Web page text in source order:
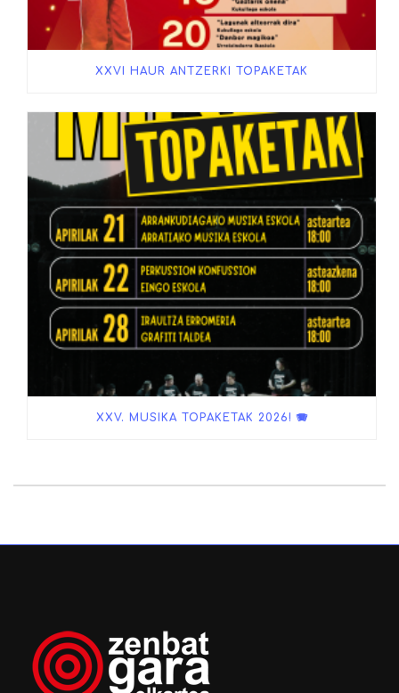
XXVI HAUR ANTZERKI TOPAKETAK
XXV. MUSIKA TOPAKETAK 2026! 🪗